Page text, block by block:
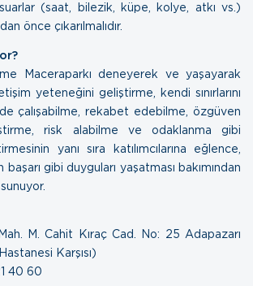
(saat, bilezik, küpe, kolye, atkı vs.)
önce çıkarılmalıdır.
Maceraparkı deneyerek ve yaşayarak
yeteneğini geliştirme, kendi sınırlarını
çalışabilme, rekabet edebilme, özgüven
risk alabilme ve odaklanma gibi
yanı sıra katılımcılarına eğlence,
gibi duyguları yaşatması bakımından
M. Cahit Kıraç Cad. No: 25 Adapazarı
Karşısı)
40 60